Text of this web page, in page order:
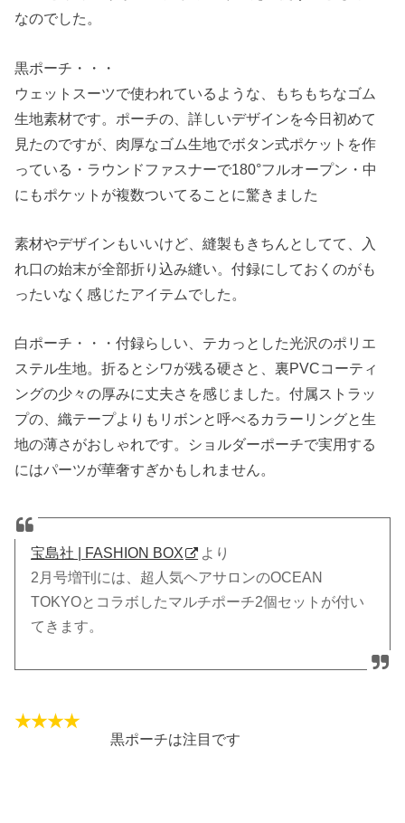
なのでした。
黒ポーチ・・・
ウェットスーツで使われているような、もちもちなゴム
生地素材です。ポーチの、詳しいデザインを今日初めて
見たのですが、肉厚なゴム生地でボタン式ポケットを作
っている・ラウンドファスナーで180°フルオープン・中
にもポケットが複数ついてることに驚きました
素材やデザインもいいけど、縫製もきちんとしてて、入
れ口の始末が全部折り込み縫い。付録にしておくのがも
ったいなく感じたアイテムでした。
白ポーチ・・・付録らしい、テカっとした光沢のポリエ
ステル生地。折るとシワが残る硬さと、裏PVCコーティ
ングの少々の厚みに丈夫さを感じました。付属ストラッ
プの、織テープよりもリボンと呼べるカラーリングと生
地の薄さがおしゃれです。ショルダーポーチで実用する
にはパーツが華奢すぎかもしれません。
宝島社 | FASHION BOX
より
2月号増刊には、超人気ヘアサロンのOCEAN
TOKYOとコラボしたマルチポーチ2個セットが付い
てきます。
黒ポーチは注目です